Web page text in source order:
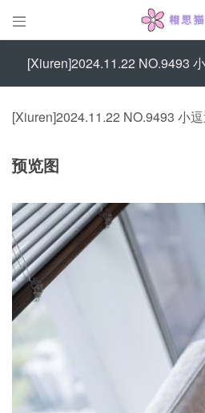

[Xiuren]2024.11.22 NO.9493
[Xiuren]2024.11.22 NO.9493 小
预览图